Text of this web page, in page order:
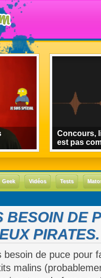
Concours,
est pas
Geek Vidéos Tests
BESOIN DE
PIRATES.
besoin de puce pour
malins